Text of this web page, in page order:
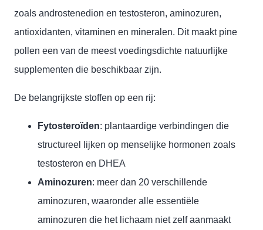
zoals androstenedion en testosteron, aminozuren,
antioxidanten, vitaminen en mineralen. Dit maakt pine
pollen een van de meest voedingsdichte natuurlijke
supplementen die beschikbaar zijn.
De belangrijkste stoffen op een rij:
Fytosteroïden: plantaardige verbindingen die
structureel lijken op menselijke hormonen zoals
testosteron en DHEA
Aminozuren: meer dan 20 verschillende
aminozuren, waaronder alle essentiële
aminozuren die het lichaam niet zelf aanmaakt